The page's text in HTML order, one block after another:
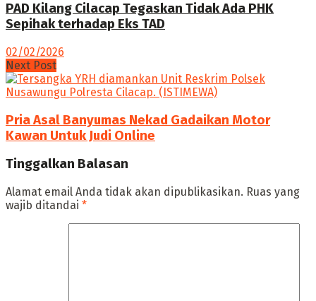
PAD Kilang Cilacap Tegaskan Tidak Ada PHK
Sepihak terhadap Eks TAD
02/02/2026
Next Post
Pria Asal Banyumas Nekad Gadaikan Motor
Kawan Untuk Judi Online
Tinggalkan Balasan
Alamat email Anda tidak akan dipublikasikan. Ruas yang
wajib ditandai *